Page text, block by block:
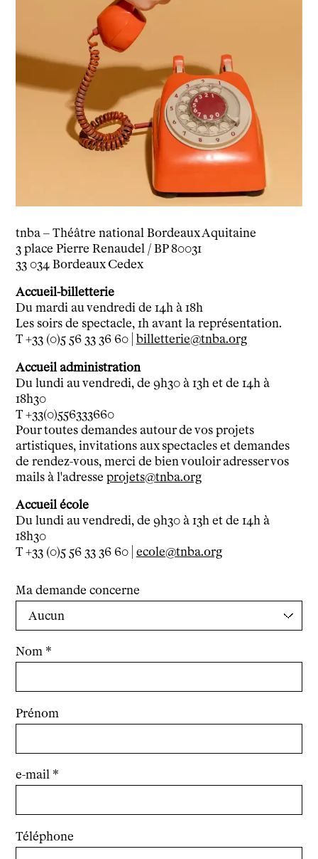
tnba – Théâtre national Bordeaux Aquitaine
3 place Pierre Renaudel / BP 80031
33 034 Bordeaux Cedex
Accueil-billetterie
Du mardi au vendredi de 14h à 18h
Les soirs de spectacle, 1h avant la représentation.
T +33 (0)5 56 33 36 60 | billetterie@tnba.org
Accueil administration
Du lundi au vendredi, de 9h30 à 13h et de 14h à
18h30
T +33(0)556333660
Pour toutes demandes autour de vos projets
artistiques, invitations aux spectacles et demandes
de rendez-vous, merci de bien vouloir adresser vos
mails à l'adresse projets@tnba.org
Accueil école
Du lundi au vendredi, de 9h30 à 13h et de 14h à
18h30
T +33 (0)5 56 33 36 60 | ecole@tnba.org
Ma demande concerne
Nom
Prénom
e-mail
Téléphone
Participer
Venir en groupe
Découvrir
Le théâtre
tnba, centre dramatique national
Artiste directrice
Artistes associé·es
Équipe
Salles
Espace partagé
Librairie
L'école
Formation supérieure
Les Promotions
Classe Égalité
Stages de théâtre gratuits
Insertion professionnelle
Soutenir l'école
Partenaires
Infos pratiques
Horaires et contacts
Accessibilité
Bar / La Petite Sœur
FAQ
Programmes de salle
Vidéos
Technique